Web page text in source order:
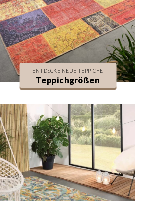
ENTDECKE NEUE TEPPICHE
Teppichgrößen